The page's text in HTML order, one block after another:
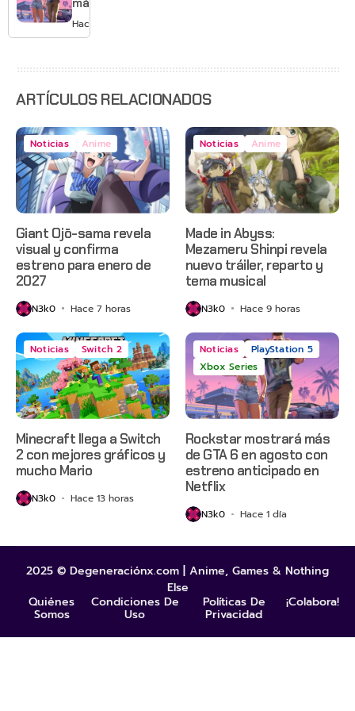
GTA 6 en
agosto
Hace 1 día
ARTÍCULOS RELACIONADOS
Noticias Anime
Giant Ojō-sama revela
visual y confirma
estreno para enero de
2027
N3k0 Hace 7 horas
Noticias Anime
Made in Abyss:
Mezameru Shinpi revela
nuevo tráiler, reparto y
tema musical
N3k0 Hace 9 horas
Noticias Switch 2
Minecraft llega a Switch
2 con mejores gráficos y
mucho Mario
N3k0 Hace 13 horas
Noticias
PlayStation 5
Xbox Series
Rockstar mostrará más
de GTA 6 en agosto con
estreno anticipado en
Netflix
N3k0 Hace 1 día
2025 © Degeneraciónx.com | Anime, Games & Nothing
Else
Quiénes
Somos
Condiciones De
Uso
Políticas De
Privacidad
¡Colabora!